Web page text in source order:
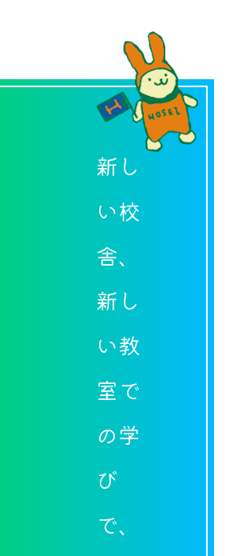
新し
い校
舎、
新し
い教
室で
の学
び
で、